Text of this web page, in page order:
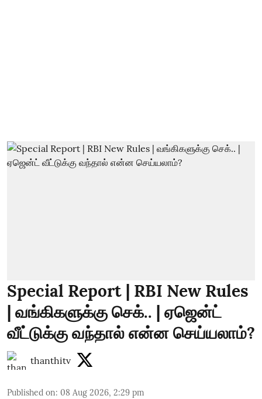
Special Report | RBI New Rules
| வங்கிகளுக்கு செக்.. | ஏஜென்ட்
வீட்டுக்கு வந்தால் என்ன செய்யலாம்?
thanthitv
Published on: 08 Aug 2026, 2:29 pm